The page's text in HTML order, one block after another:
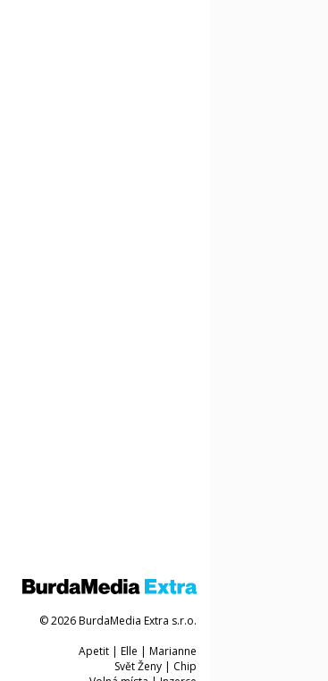
© 2026 BurdaMedia Extra s.r.o.
Apetit | Elle | Marianne
Svět Ženy | Chip